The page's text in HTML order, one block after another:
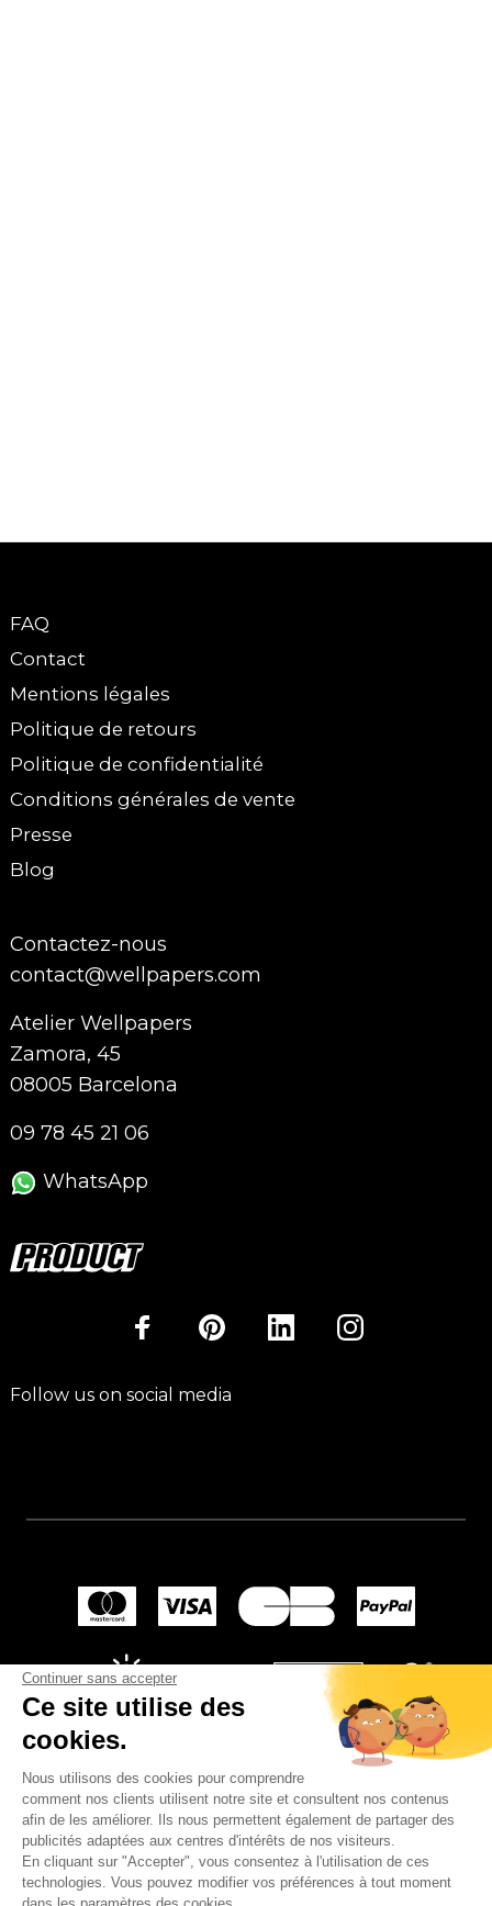
Continuer sans accepter
Ce site utilise des
cookies.
Nous utilisons des cookies pour comprendre
comment nos clients utilisent notre site et consultent nos contenus
afin de les améliorer. Ils nous permettent également de partager des
publicités adaptées aux centres d'intérêts de nos visiteurs.
En cliquant sur "Accepter", vous consentez à l'utilisation de ces
technologies. Vous pouvez modifier vos préférences à tout moment
dans les paramètres des cookies.
FAQ
Contact
Mentions légales
Politique de retours
Politique de confidentialité
Conditions générales de vente
Presse
Blog
Contactez-nous
contact@wellpapers.com
Atelier Wellpapers
Zamora, 45
08005 Barcelona
09 78 45 21 06
WhatsApp
Follow us on social media
© 2024Wellpapers.